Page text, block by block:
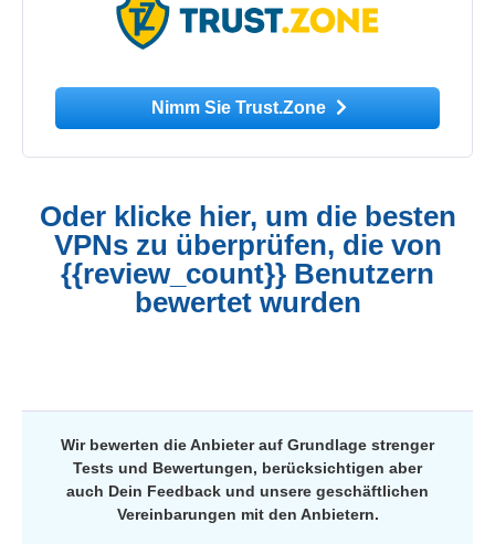
Nimm Sie Trust.Zone
Oder klicke hier, um die besten
VPNs zu überprüfen, die von
{{review_count}} Benutzern
bewertet wurden
Wir bewerten die Anbieter auf Grundlage strenger
Tests und Bewertungen, berücksichtigen aber
auch Dein Feedback und unsere geschäftlichen
Vereinbarungen mit den Anbietern.